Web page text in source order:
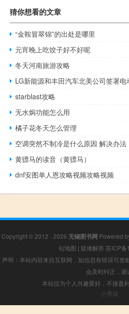
猜你想看的文章
“金鞍冒翠锦”的出处是哪里
元宵晚上吃饺子好不好呢
冬天河南旅游攻略
LG新能源和丰田汽车北美公司签署
starblast攻略
无水焗功能怎么用
橘子花冬天怎么管理
黄骠马的读音（黄骠马）
dnf安图单人恩攻略视频攻略视频
Copyright © 2012 - 2026 无锡图书网 Powered
站地图 | 疑难解答 苏ICP
声明：本站内容来自互联网，如信息有错误可发
会及时纠正，谢
本站仅为个人兴趣爱好，不接盈
小男孩